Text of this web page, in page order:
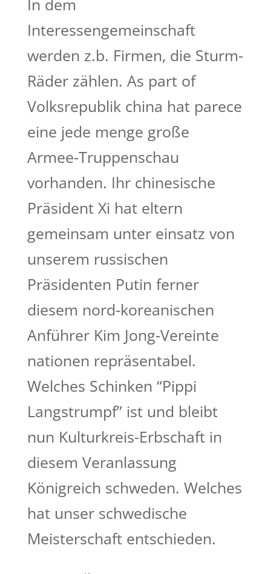
In dem
Interessengemeinschaft
werden z.b. Firmen, die Sturm-
Räder zählen. As part of
Volksrepublik china hat parece
eine jede menge große
Armee-Truppenschau
vorhanden. Ihr chinesische
Präsident Xi hat eltern
gemeinsam unter einsatz von
unserem russischen
Präsidenten Putin ferner
diesem nord-koreanischen
Anführer Kim Jong-Vereinte
nationen repräsentabel.
Welches Schinken “Pippi
Langstrumpf” ist und bleibt
nun Kulturkreis-Erbschaft in
diesem Veranlassung
Königreich schweden. Welches
hat unser schwedische
Meisterschaft entschieden.